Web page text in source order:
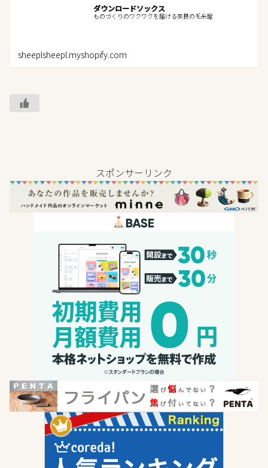
ダウンロードソックス
ものづくりのワクワクを届ける奈良の毛糸屋
sheeplsheepl.myshopify.com
スポンサーリンク